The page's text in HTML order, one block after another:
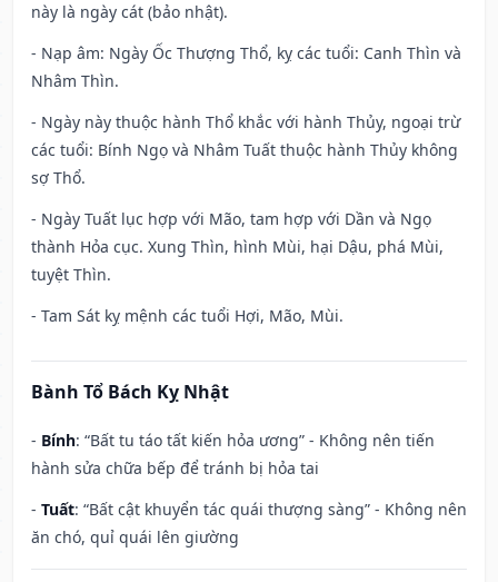
này là ngày cát (bảo nhật).
- Nạp âm: Ngày Ốc Thượng Thổ, kỵ các tuổi: Canh Thìn và
Nhâm Thìn.
- Ngày này thuộc hành Thổ khắc với hành Thủy, ngoại trừ
các tuổi: Bính Ngọ và Nhâm Tuất thuộc hành Thủy không
sợ Thổ.
- Ngày Tuất lục hợp với Mão, tam hợp với Dần và Ngọ
thành Hỏa cục. Xung Thìn, hình Mùi, hại Dậu, phá Mùi,
tuyệt Thìn.
- Tam Sát kỵ mệnh các tuổi Hợi, Mão, Mùi.
Bành Tổ Bách Kỵ Nhật
- Bính: “Bất tu táo tất kiến hỏa ương” - Không nên tiến
hành sửa chữa bếp để tránh bị hỏa tai
- Tuất: “Bất cật khuyển tác quái thượng sàng” - Không nên
ăn chó, quỉ quái lên giường